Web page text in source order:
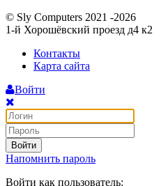
© Sly Computers 2021 -2026
1-й Хорошёвский проезд д4 к2
Контакты
Карта сайта
Войти
Войти
Напомнить пароль
Войти как пользователь: